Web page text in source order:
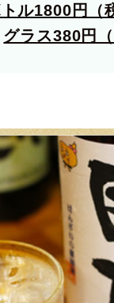
ル1800円（
グラス380円